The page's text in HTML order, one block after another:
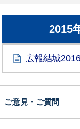
2015
広報結城
ご意見・ご質問